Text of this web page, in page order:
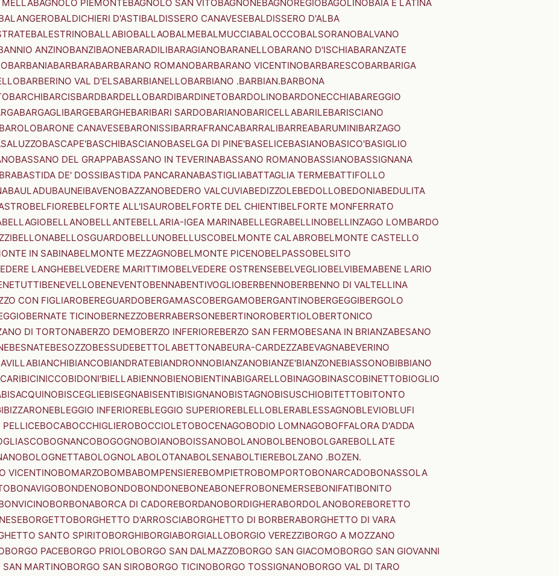
MELLABAGNOLO PIEMONTEBAGNOLO SAN VITOBAGNONEBAGNOREGIOBAGOLINOBAIA E LATINA
BALDICHIERI D'ASTIBALDISSERO CANAVESEBALDISSERO D'ALBA
BALESTRINOBALLABIOBALLAOBALMEBALMUCCIABALOCCOBALSORANOBALVANO
ANZINOBANZIBAONEBARADILIBARAGIANOBARANELLOBARANO D'ISCHIABARANZATE
BARBANIABARBARABARBARANO ROMANOBARBARANO VICENTINOBARBARESCOBARBARIGA
BARBERINO VAL D'ELSABARBIANELLOBARBIANO .BARBIAN.BARBONA
BARCHIBARCISBARDBARDELLOBARDIBARDINETOBARDOLINOBARDONECCHIABAREGGIO
BARGAGLIBARGEBARGHEBARIBARI SARDOBARIANOBARICELLABARILEBARISCIANO
BAROLOBARONE CANAVESEBARONISSIBARRAFRANCABARRALIBARREABARUMINIBARZAGO
BASCAPE'BASCHIBASCIANOBASELGA DI PINE'BASELICEBASIANOBASICO'BASIGLIO
BASSANO DEL GRAPPABASSANO IN TEVERINABASSANO ROMANOBASSIANOBASSIGNANA
BASTIDA DE' DOSSIBASTIDA PANCARANABASTIGLIABATTAGLIA TERMEBATTIFOLLO
BAULADUBAUNEIBAVENOBAZZANOBEDERO VALCUVIABEDIZZOLEBEDOLLOBEDONIABEDULITA
BELFIOREBELFORTE ALL'ISAUROBELFORTE DEL CHIENTIBELFORTE MONFERRATO
BELLAGIOBELLANOBELLANTEBELLARIA-IGEA MARINABELLEGRABELLINOBELLINZAGO LOMBARDO
BELLONABELLOSGUARDOBELLUNOBELLUSCOBELMONTE CALABROBELMONTE CASTELLO
IN SABINABELMONTE MEZZAGNOBELMONTE PICENOBELPASSOBELSITO
LANGHEBELVEDERE MARITTIMOBELVEDERE OSTRENSEBELVEGLIOBELVIBEMABENE LARIO
BENEVELLOBENEVENTOBENNABENTIVOGLIOBERBENNOBERBENNO DI VALTELLINA
CON FIGLIAROBEREGUARDOBERGAMASCOBERGAMOBERGANTINOBERGEGGIBERGOLO
BERNATE TICINOBERNEZZOBERRABERSONEBERTINOROBERTIOLOBERTONICO
DI TORTONABERZO DEMOBERZO INFERIOREBERZO SAN FERMOBESANA IN BRIANZABESANO
BESNATEBESOZZOBESSUDEBETTOLABETTONABEURA-CARDEZZABEVAGNABEVERINO
BIANCHIBIANCOBIANDRATEBIANDRONNOBIANZANOBIANZE'BIANZONEBIASSONOBIBBIANO
BICINICCOBIDONI'BIELLABIENNOBIENOBIENTINABIGARELLOBINAGOBINASCOBINETTOBIOGLIO
BISACQUINOBISCEGLIEBISEGNABISENTIBISIGNANOBISTAGNOBISUSCHIOBITETTOBITONTO
BIZZARONEBLEGGIO INFERIOREBLEGGIO SUPERIOREBLELLOBLERABLESSAGNOBLEVIOBLUFI
PELLICEBOCABOCCHIGLIEROBOCCIOLETOBOCENAGOBODIO LOMNAGOBOFFALORA D'ADDA
BOGNANCOBOGOGNOBOIANOBOISSANOBOLANOBOLBENOBOLGAREBOLLATE
BOLOGNETTABOLOGNOLABOLOTANABOLSENABOLTIEREBOLZANO .BOZEN.
VICENTINOBOMARZOBOMBABOMPENSIEREBOMPIETROBOMPORTOBONARCADOBONASSOLA
BONAVIGOBONDENOBONDOBONDONEBONEABONEFROBONEMERSEBONIFATIBONITO
BORBONABORCA DI CADOREBORDANOBORDIGHERABORDOLANOBOREBORETTO
BORGETTOBORGHETTO D'ARROSCIABORGHETTO DI BORBERABORGHETTO DI VARA
SANTO SPIRITOBORGHIBORGIABORGIALLOBORGIO VEREZZIBORGO A MOZZANO
BORGO PACEBORGO PRIOLOBORGO SAN DALMAZZOBORGO SAN GIACOMOBORGO SAN GIOVANNI
SAN MARTINOBORGO SAN SIROBORGO TICINOBORGO TOSSIGNANOBORGO VAL DI TARO